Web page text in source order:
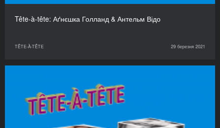
Tête-à-tête: Аґнєшка Голланд & Антельм Відо
TÊTE-À-TÊTE 29 березня 2021